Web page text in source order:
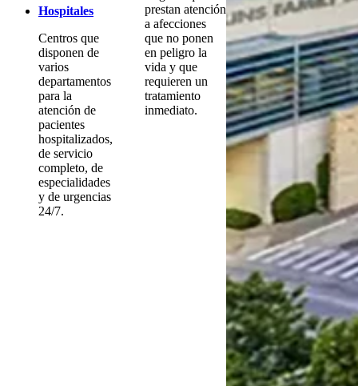
Hospitales
Centros que
disponen de
varios
departamentos
para la
atención de
pacientes
hospitalizados,
de servicio
completo, de
especialidades
y de urgencias
24/7.
prestan atención
a afecciones
que no ponen
en peligro la
vida y que
requieren un
tratamiento
inmediato.